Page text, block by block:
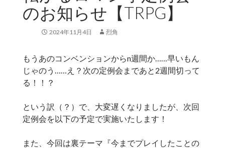
のお知らせ【TRPG】
2024年11月4日 烈角
もうあのコンベンションからn週間か……早いもん
じゃのう……え？次の定例会まであと2週間切って
る！！？
という訳（？）で、大変遅くなりましたが、次回
定例会を以下の予定で実施いたします！
また、今回は裏テーマ『今までプレイしたことの